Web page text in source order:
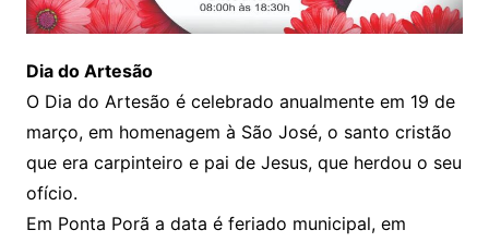
Dia do Artesão
O Dia do Artesão é celebrado anualmente em 19 de
março, em homenagem à São José, o santo cristão
que era carpinteiro e pai de Jesus, que herdou o seu
ofício.
Em Ponta Porã a data é feriado municipal, em